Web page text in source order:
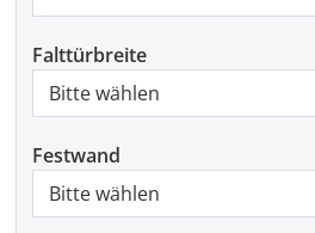
Falttürbreite
Festwand